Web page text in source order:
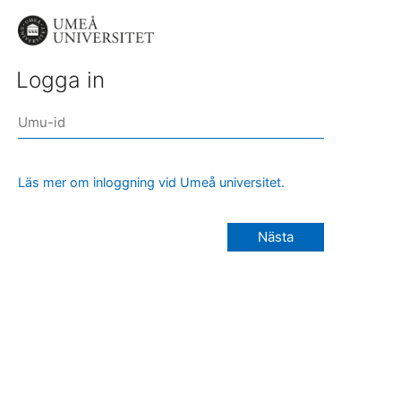
Logga in
Läs mer om inloggning vid Umeå universitet.
Nästa